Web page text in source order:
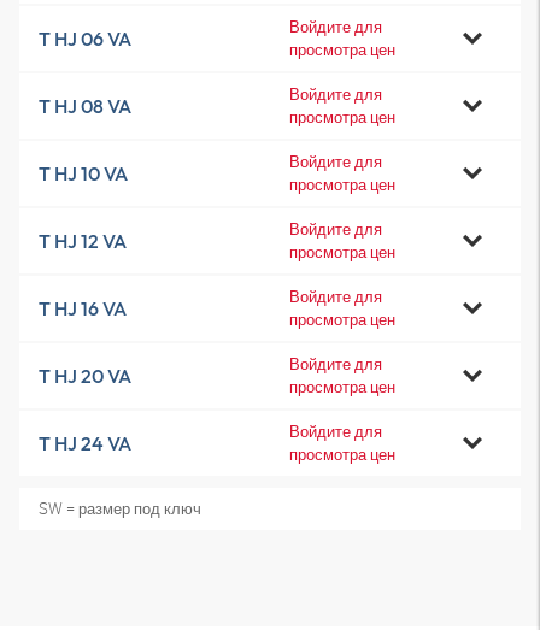
T HJ 06 VA
Войдите для
просмотра цен
T HJ 08 VA
Войдите для
просмотра цен
T HJ 10 VA
Войдите для
просмотра цен
T HJ 12 VA
Войдите для
просмотра цен
T HJ 16 VA
Войдите для
просмотра цен
T HJ 20 VA
Войдите для
просмотра цен
T HJ 24 VA
Войдите для
просмотра цен
SW = размер под ключ